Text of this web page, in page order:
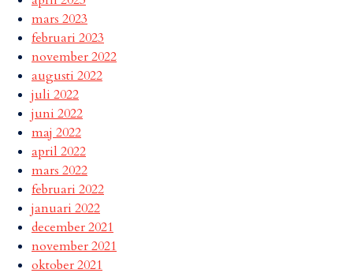
mars 2023
februari 2023
november 2022
augusti 2022
juli 2022
juni 2022
maj 2022
april 2022
mars 2022
februari 2022
januari 2022
december 2021
november 2021
oktober 2021